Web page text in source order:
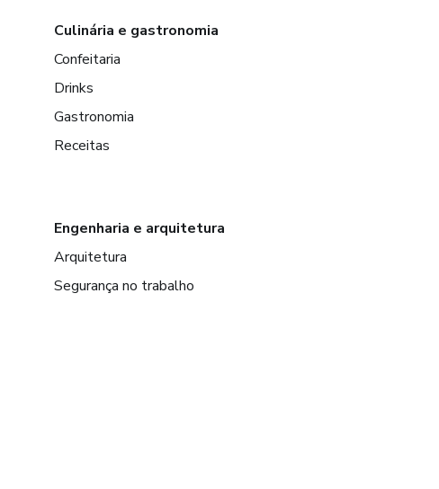
Culinária e gastronomia
Confeitaria
Drinks
Gastronomia
Receitas
Engenharia e arquitetura
Arquitetura
Segurança no trabalho